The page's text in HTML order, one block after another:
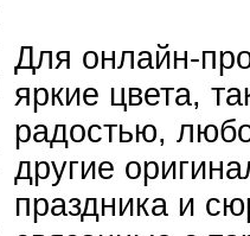
Для онлайн-
яркие цвета,
радостью,
другие
праздника и